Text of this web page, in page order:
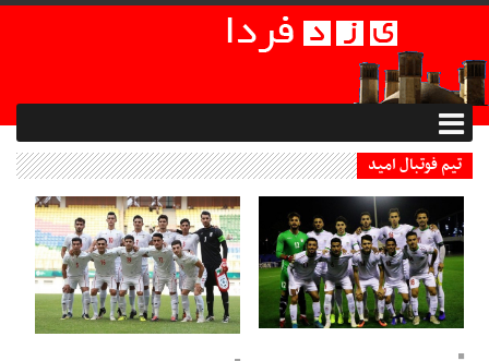
تیم فوتبال امید
19 Mehr 1398 - 22:54
19 Mehr 1398 - 22:51